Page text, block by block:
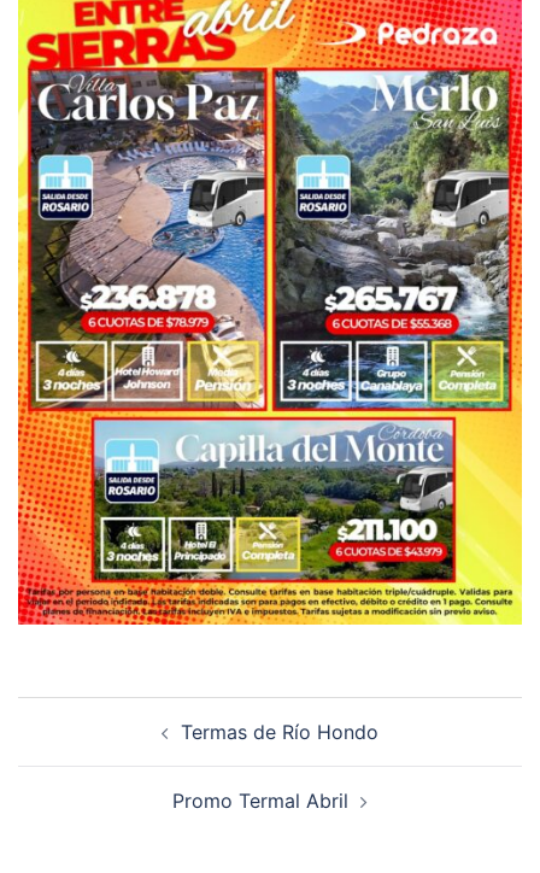
Termas de Río Hondo
Promo Termal Abril